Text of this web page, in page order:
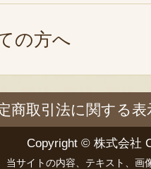
の方へ
商取引法に関する表
Copyright © 株式会社
当サイトの内容、テキスト、画